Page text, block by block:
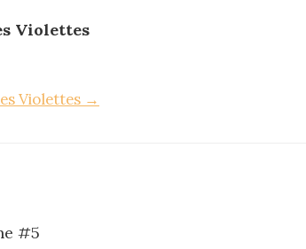
Violettes
Violettes →
#5